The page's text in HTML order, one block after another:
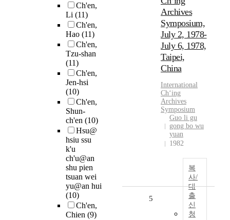
Ch'en,
Li (11)
Ch'en,
Hao (11)
Ch'en,
Tzu-shan
(11)
Ch'en,
Jen-hsi
(10)
Ch'en,
Shun-
ch'en (10)
Hsu@
hsiu ssu
k'u
ch'u@an
shu pien
tsuan wei
yu@an hui
(10)
Ch'en,
Chien (9)
Archives
Symposium,
July 2, 1978-
July 6, 1978,
Taipei,
China
International
Chʻing
Archives
Symposium
Guo li gu
gong bo wu
yuan
1982
복
사/
대
출
신
청
5